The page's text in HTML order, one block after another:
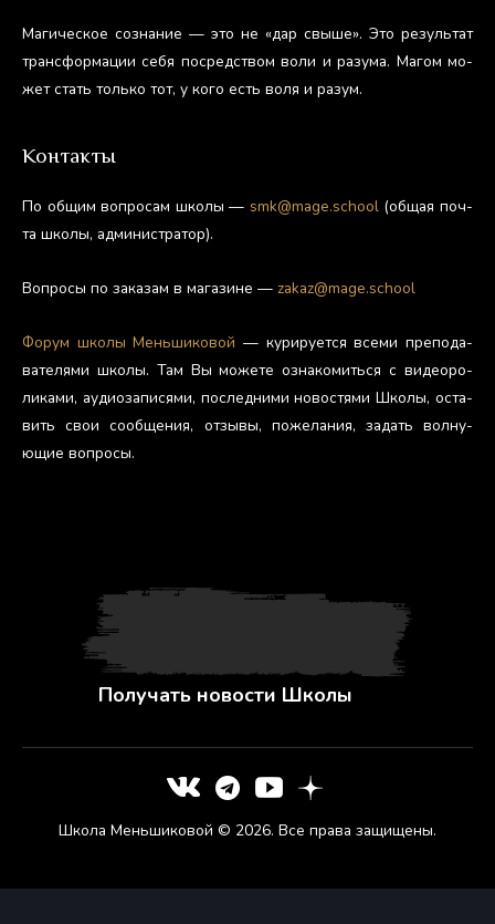
Ма­гичес­кое соз­на­ние — это не «дар свы­ше». Это ре­зуль­тат
тран­сфор­ма­ции се­бя пос­редс­твом во­ли и ра­зума. Ма­гом мо­
жет стать толь­ко тот, у ко­го есть во­ля и ра­зум.
Контакты
По об­щим воп­ро­сам шко­лы — smk@mage.school(об­щая поч­
та шко­лы, ад­ми­нис­тра­тор).
Воп­ро­сы по за­казам в ма­гази­не — zakaz@mage.school
Фо­рум шко­лы Мень­ши­ковой — ку­риру­ет­ся все­ми пре­пода­
вате­лями шко­лы. Там Вы мо­жете оз­на­комить­ся с ви­де­оро­
лика­ми, а­уди­оза­пися­ми, пос­ледни­ми но­вос­тя­ми Шко­лы, ос­та­
вить свои со­об­ще­ния, от­зы­вы, по­жела­ния, за­дать вол­ну­
ющие воп­ро­сы.
Получать новости Школы
Школа Меньшиковой © 2026. Все права защищены.